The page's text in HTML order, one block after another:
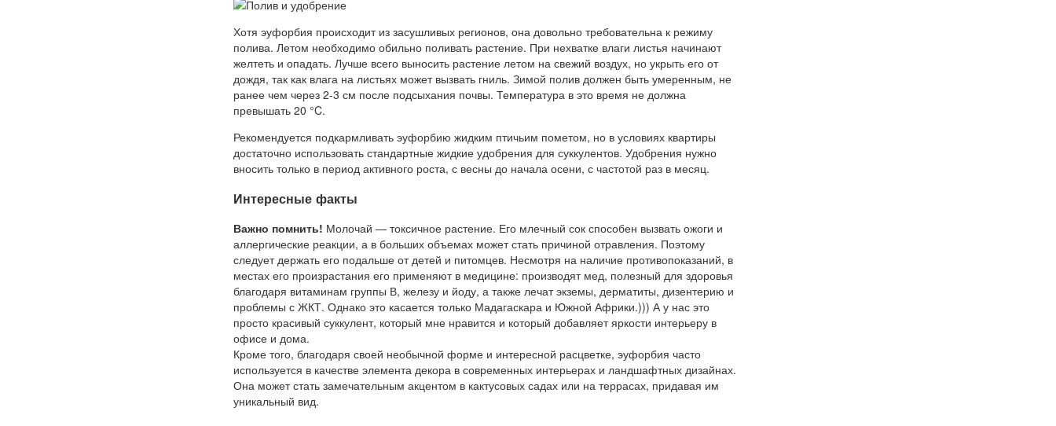
Хотя эуфорбия происходит из засушливых регионов, она довольно требовательна к режиму
полива. Летом необходимо обильно поливать растение. При нехватке влаги листья начинают
желтеть и опадать. Лучше всего выносить растение летом на свежий воздух, но укрыть его от
дождя, так как влага на листьях может вызвать гниль. Зимой полив должен быть умеренным, не
ранее чем через 2-3 см после подсыхания почвы. Температура в это время не должна
превышать 20 °C.
Рекомендуется подкармливать эуфорбию жидким птичьим пометом, но в условиях квартиры
достаточно использовать стандартные жидкие удобрения для суккулентов. Удобрения нужно
вносить только в период активного роста, с весны до начала осени, с частотой раз в месяц.
Интересные факты
Важно помнить! Молочай — токсичное растение. Его млечный сок способен вызвать ожоги и
аллергические реакции, а в больших объемах может стать причиной отравления. Поэтому
следует держать его подальше от детей и питомцев. Несмотря на наличие противопоказаний, в
местах его произрастания его применяют в медицине: производят мед, полезный для здоровья
благодаря витаминам группы В, железу и йоду, а также лечат экземы, дерматиты, дизентерию и
проблемы с ЖКТ. Однако это касается только Мадагаскара и Южной Африки.))) А у нас это
просто красивый суккулент, который мне нравится и который добавляет яркости интерьеру в
офисе и дома.
Кроме того, благодаря своей необычной форме и интересной расцветке, эуфорбия часто
используется в качестве элемента декора в современных интерьерах и ландшафтных дизайнах.
Она может стать замечательным акцентом в кактусовых садах или на террасах, придавая им
уникальный вид.